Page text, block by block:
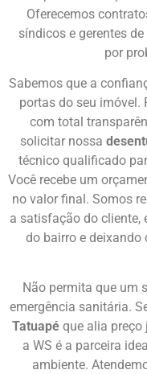
Oferecemos
síndicos e gerentes
por
Sabemos que a
portas do seu imóvel.
com total
solicitar nossa
técnico qualificado
Você recebe um
no valor final. Somos
a satisfação do cliente,
do bairro e
Não permita que um
emergência sanitária.
Tatuapéque alia preço
a WS é a parceira
ambiente.